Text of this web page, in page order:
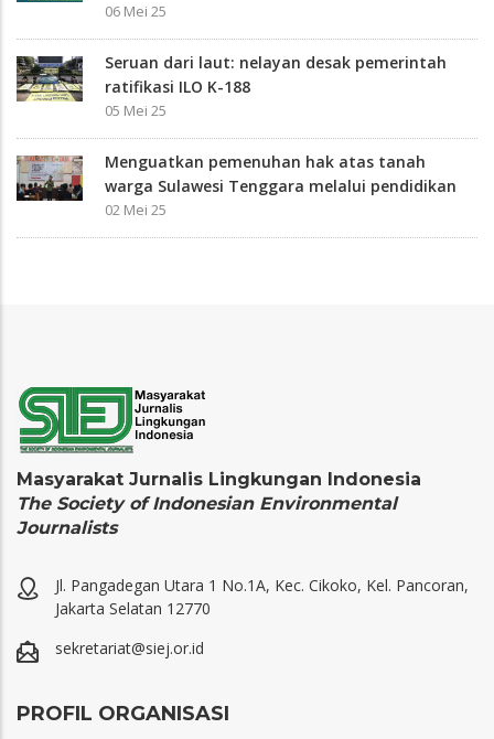
06 Mei 25
Seruan dari laut: nelayan desak pemerintah
ratifikasi ILO K-188
05 Mei 25
Menguatkan pemenuhan hak atas tanah
warga Sulawesi Tenggara melalui pendidikan
02 Mei 25
Masyarakat Jurnalis Lingkungan Indonesia
The Society of Indonesian Environmental
Journalists
Jl. Pangadegan Utara 1 No.1A, Kec. Cikoko, Kel. Pancoran,
Jakarta Selatan 12770
sekretariat@siej.or.id
PROFIL ORGANISASI